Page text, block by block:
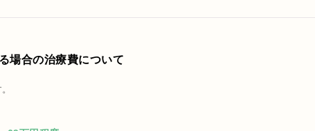
場合の治療費について